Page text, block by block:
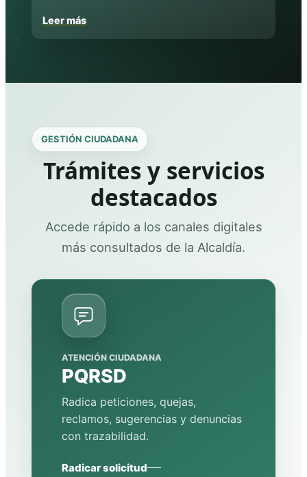
Leer más
GESTIÓN CIUDADANA
Trámites y servicios
destacados
Accede rápido a los canales digitales
más consultados de la Alcaldía.
ATENCIÓN CIUDADANA
PQRSD
Radica peticiones, quejas,
reclamos, sugerencias y denuncias
con trazabilidad.
Radicar solicitud